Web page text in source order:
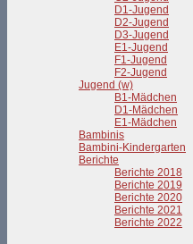
D1-Jugend
D2-Jugend
D3-Jugend
E1-Jugend
F1-Jugend
F2-Jugend
Jugend (w)
B1-Mädchen
D1-Mädchen
E1-Mädchen
Bambinis
Bambini-Kindergarten
Berichte
Berichte 2018
Berichte 2019
Berichte 2020
Berichte 2021
Berichte 2022